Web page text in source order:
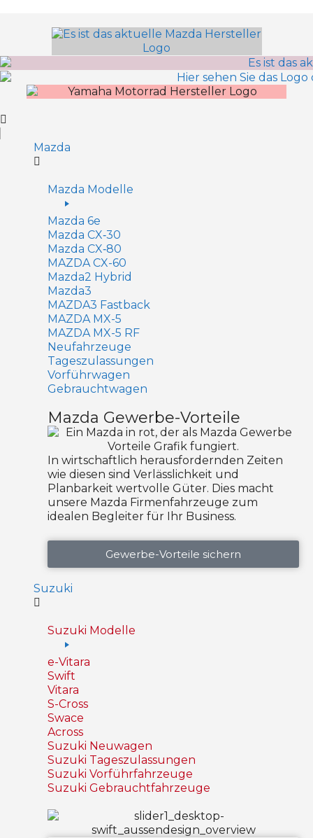
Mazda
Mazda Modelle
Mazda 6e
Mazda CX‑30
Mazda CX‑80
MAZDA CX-60
Mazda2 Hy­brid
Mazda3
MAZDA3 Fastback
MAZDA MX-5
MAZDA MX-5 RF
Neufahrzeuge
Tageszulassungen
Vorführwagen
Gebrauchtwagen
Mazda Gewerbe-Vorteile
In wirtschaftlich herausfordernden Zeiten
wie diesen sind Verlässlichkeit und
Planbarkeit wertvolle Güter. Dies macht
unsere Mazda Firmenfahrzeuge zum
idealen Begleiter für Ihr Business.
Gewerbe-Vorteile sichern
Suzuki
Suzuki Modelle
e-Vitara
Swift
Vitara
S-Cross
Swace
Across
Suzuki Neuwagen
Suzuki Tageszulassungen
Suzuki Vorführfahrzeuge
Suzuki Gebrauchtfahrzeuge